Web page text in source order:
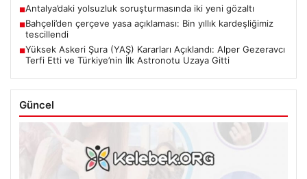
■Antalya’daki yolsuzluk soruşturmasında iki yeni gözaltı
■Bahçeli’den çerçeve yasa açıklaması: Bin yıllık kardeşliğimiz
tescillendi
■Yüksek Askeri Şura (YAŞ) Kararları Açıklandı: Alper Gezeravcı
Terfi Etti ve Türkiye’nin İlk Astronotu Uzaya Gitti
Güncel